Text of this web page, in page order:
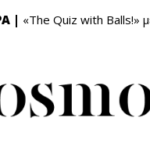
| «The Quiz with Balls!»